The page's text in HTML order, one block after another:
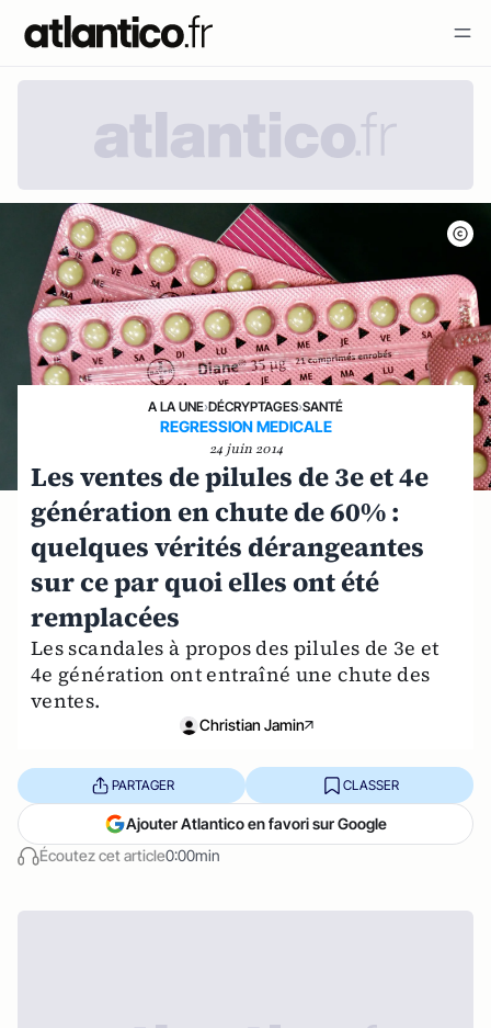
A LA UNE›DÉCRYPTAGES›SANTÉ
REGRESSION MEDICALE
24 juin 2014
Les ventes de pilules de 3e et 4e
génération en chute de 60% :
quelques vérités dérangeantes
sur ce par quoi elles ont été
remplacées
Les scandales à propos des pilules de 3e et
4e génération ont entraîné une chute des
ventes.
Christian Jamin
Écoutez cet article0:00min
PARTAGER CLASSER
Ajouter Atlantico en favori sur Google